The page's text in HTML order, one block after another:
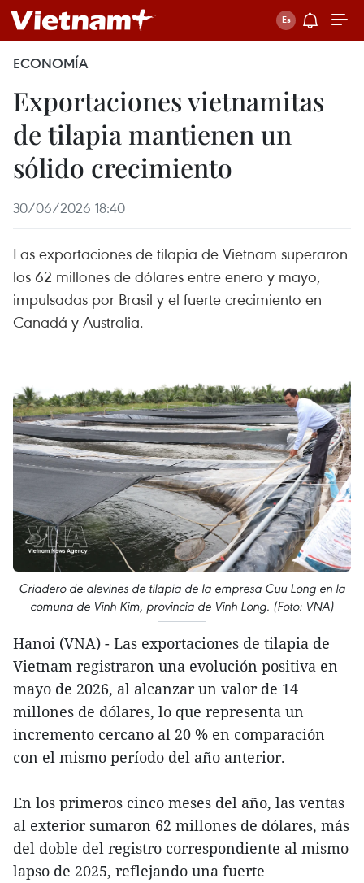
ECONOMÍA
Exportaciones vietnamitas
de tilapia mantienen un
sólido crecimiento
30/06/2026 18:40
Las exportaciones de tilapia de Vietnam superaron
los 62 millones de dólares entre enero y mayo,
impulsadas por Brasil y el fuerte crecimiento en
Canadá y Australia.
Criadero de alevines de tilapia de la empresa Cuu Long en la
comuna de Vinh Kim, provincia de Vinh Long. (Foto: VNA)
Hanoi (VNA) - Las exportaciones de tilapia de
Vietnam registraron una evolución positiva en
mayo de 2026, al alcanzar un valor de 14
millones de dólares, lo que representa un
incremento cercano al 20 % en comparación
con el mismo período del año anterior.
En los primeros cinco meses del año, las ventas
al exterior sumaron 62 millones de dólares, más
del doble del registro correspondiente al mismo
lapso de 2025, reflejando una fuerte